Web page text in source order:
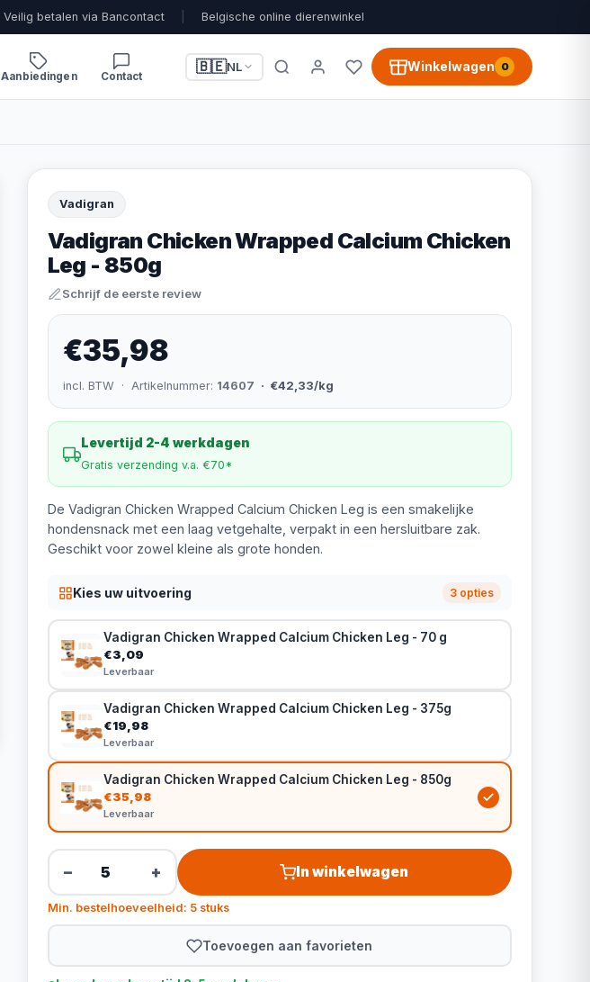
Veilig betalen via Bancontact Belgische online dierenwinkel
Aanbiedingen Contact
🇧🇪NL Winkelwagen 0
Vadigran
Vadigran Chicken Wrapped Calcium Chicken
Leg - 850g
Schrijf de eerste review
€35,98
incl. BTW · Artikelnummer: 14607 · €42,33/kg
Levertijd 2-4 werkdagen
Gratis verzending v.a. €70*
De Vadigran Chicken Wrapped Calcium Chicken Leg is een smakelijke
hondensnack met een laag vetgehalte, verpakt in een hersluitbare zak.
Geschikt voor zowel kleine als grote honden.
Kies uw uitvoering 3 opties
Vadigran Chicken Wrapped Calcium Chicken Leg - 70 g
€3,09
Leverbaar
Vadigran Chicken Wrapped Calcium Chicken Leg - 375g
€19,98
Leverbaar
Vadigran Chicken Wrapped Calcium Chicken Leg - 850g
€35,98
Leverbaar
− + In winkelwagen
Min. bestelhoeveelheid: 5 stuks
Toevoegen aan favorieten